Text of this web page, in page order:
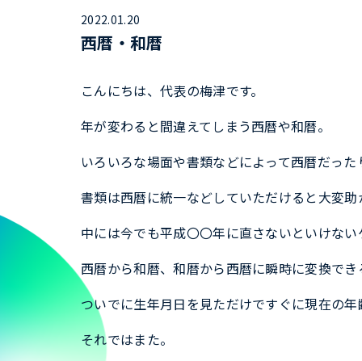
2022.01.20
西暦・和暦
こんにちは、代表の梅津です。
年が変わると間違えてしまう西暦や和暦。
いろいろな場面や書類などによって西暦だっ
書類は西暦に統一などしていただけると大変
中には今でも平成〇〇年に直さないといけな
西暦から和暦、和暦から西暦に瞬時に変換で
ついでに生年月日を見ただけですぐに現在の
それではまた。